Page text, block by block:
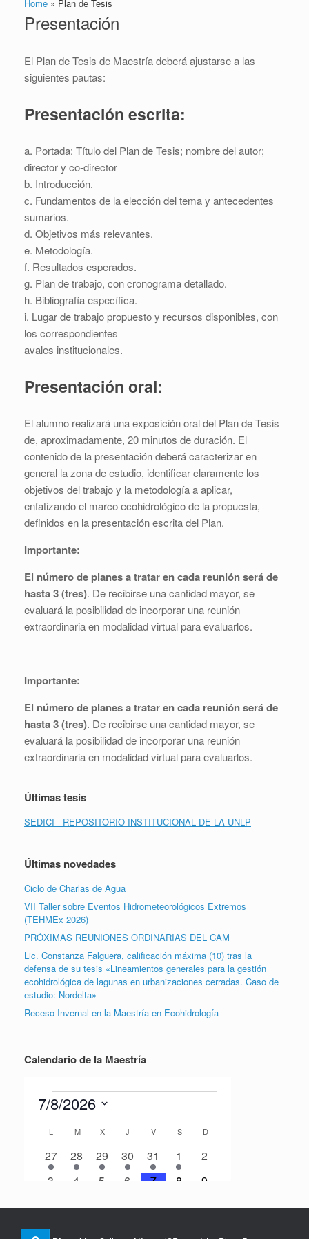
Home » Plan de Tesis
Presentación
El Plan de Tesis de Maestría deberá ajustarse a las
siguientes pautas:
Presentación escrita:
a. Portada: Título del Plan de Tesis; nombre del autor;
director y co-director
b. Introducción.
c. Fundamentos de la elección del tema y antecedentes
sumarios.
d. Objetivos más relevantes.
e. Metodología.
f. Resultados esperados.
g. Plan de trabajo, con cronograma detallado.
h. Bibliografía específica.
i. Lugar de trabajo propuesto y recursos disponibles, con
los correspondientes
avales institucionales.
Presentación oral:
El alumno realizará una exposición oral del Plan de Tesis
de, aproximadamente, 20 minutos de duración. El
contenido de la presentación deberá caracterizar en
general la zona de estudio, identificar claramente los
objetivos del trabajo y la metodología a aplicar,
enfatizando el marco ecohidrológico de la propuesta,
definidos en la presentación escrita del Plan.
Importante:
El número de planes a tratar en cada reunión será de
hasta 3 (tres). De recibirse una cantidad mayor, se
evaluará la posibilidad de incorporar una reunión
extraordinaria en modalidad virtual para evaluarlos.
Importante:
El número de planes a tratar en cada reunión será de
hasta 3 (tres). De recibirse una cantidad mayor, se
evaluará la posibilidad de incorporar una reunión
extraordinaria en modalidad virtual para evaluarlos.
Últimas tesis
SEDICI - REPOSITORIO INSTITUCIONAL DE LA UNLP
Últimas novedades
Ciclo de Charlas de Agua
VII Taller sobre Eventos Hidrometeorológicos Extremos
(TEHMEx 2026)
PRÓXIMAS REUNIONES ORDINARIAS DEL CAM
Lic. Constanza Falguera, calificación máxima (10) tras la
defensa de su tesis «Lineamientos generales para la gestión
ecohidrológica de lagunas en urbanizaciones cerradas. Caso de
estudio: Nordelta»
Receso Invernal en la Maestría en Ecohidrología
Calendario de la Maestría